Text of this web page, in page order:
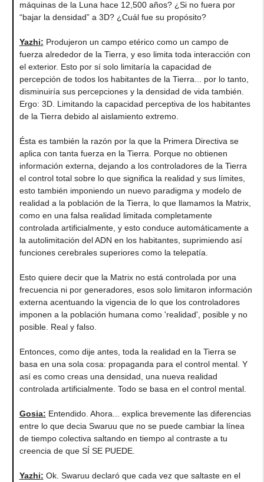
máquinas de la Luna hace 12,500 años? ¿Si no fuera por
“bajar la densidad” a 3D? ¿Cuál fue su propósito?
Yazhi: Produjeron un campo etérico como un campo de
fuerza alrededor de la Tierra, y eso limita toda interacción con
el exterior. Esto por sí solo limitaría la capacidad de
percepción de todos los habitantes de la Tierra... por lo tanto,
disminuiría sus percepciones y la densidad de vida también.
Ergo: 3D. Limitando la capacidad perceptiva de los habitantes
de la Tierra debido al aislamiento extremo.
Ésta es también la razón por la que la Primera Directiva se
aplica con tanta fuerza en la Tierra. Porque no obtienen
información externa, dejando a los controladores de la Tierra
el control total sobre lo que significa la realidad y sus límites,
esto también imponiendo un nuevo paradigma y modelo de
realidad a la población de la Tierra, lo que llamamos la Matrix,
como en una falsa realidad limitada completamente
controlada artificialmente, y esto conduce automáticamente a
la autolimitación del ADN en los habitantes, suprimiendo así
funciones cerebrales superiores como la telepatía.
Esto quiere decir que la Matrix no está controlada por una
frecuencia ni por generadores, esos solo limitaron información
externa acentuando la vigencia de lo que los controladores
imponen a la población humana como 'realidad', posible y no
posible. Real y falso.
Entonces, como dije antes, toda la realidad en la Tierra se
basa en una sola cosa: propaganda para el control mental. Y
así es como creas una densidad, una nueva realidad
controlada artificialmente. Todo se basa en el control mental.
Gosia: Entendido. Ahora... explica brevemente las diferencias
entre lo que decia Swaruu que no se puede cambiar la línea
de tiempo colectiva saltando en tiempo al contraste a tu
creencia de que SÍ SE PUEDE.
Yazhi: Ok. Swaruu declaró que cada vez que saltaste en el